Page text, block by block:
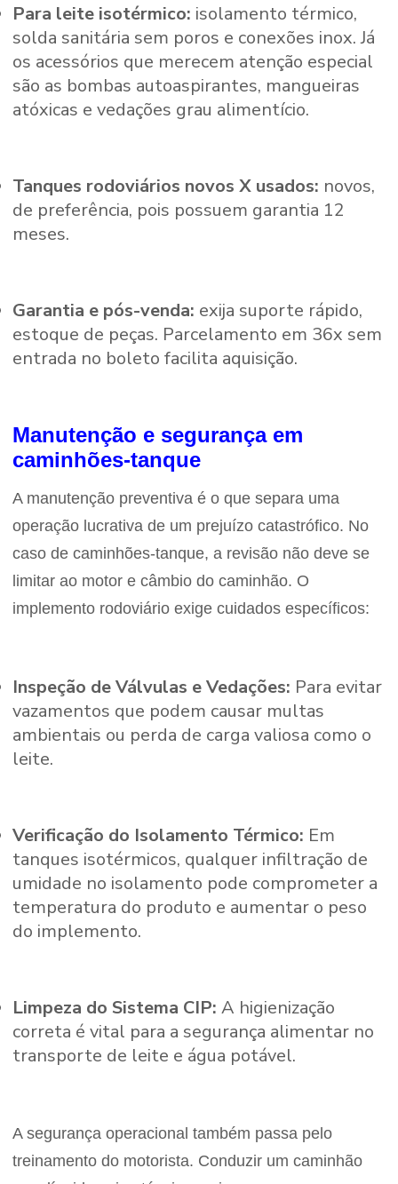
Para leite isotérmico: isolamento térmico,
solda sanitária sem poros e conexões inox. Já
os acessórios que merecem atenção especial
são as bombas autoaspirantes, mangueiras
atóxicas e vedações grau alimentício.
Tanques rodoviários novos X usados: novos,
de preferência, pois possuem garantia 12
meses.
Garantia e pós-venda: exija suporte rápido,
estoque de peças. Parcelamento em 36x sem
entrada no boleto facilita aquisição.
Manutenção e segurança em
caminhões-tanque
A manutenção preventiva é o que separa uma
operação lucrativa de um prejuízo catastrófico. No
caso de caminhões-tanque, a revisão não deve se
limitar ao motor e câmbio do caminhão. O
implemento rodoviário exige cuidados específicos:
Inspeção de Válvulas e Vedações: Para evitar
vazamentos que podem causar multas
ambientais ou perda de carga valiosa como o
leite.
Verificação do Isolamento Térmico: Em
tanques isotérmicos, qualquer infiltração de
umidade no isolamento pode comprometer a
temperatura do produto e aumentar o peso
do implemento.
Limpeza do Sistema CIP: A higienização
correta é vital para a segurança alimentar no
transporte de leite e água potável.
A segurança operacional também passa pelo
treinamento do motorista. Conduzir um caminhão